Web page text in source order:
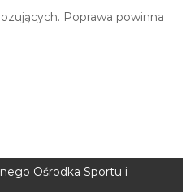
Poprawa powinna
Ośrodka Sportu i